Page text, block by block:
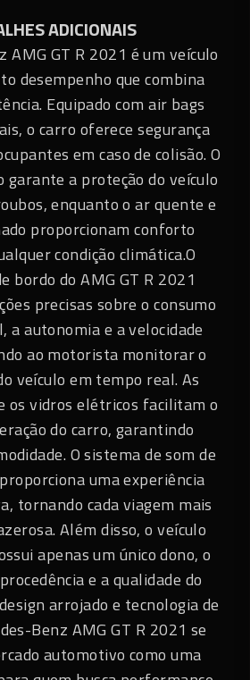
Não
ADICIONAIS
AMG GT R 2021 é um veículo
desempenho que combina
Equipado com air bags
o carro oferece segurança
em caso de colisão. O
a proteção do veículo
enquanto o ar quente e
proporcionam conforto
condição climática.O
bordo do AMG GT R 2021
precisas sobre o consumo
a autonomia e a velocidade
ao motorista monitorar o
veículo em tempo real. As
os vidros elétricos facilitam o
do carro, garantindo
O sistema de som de
uma experiência
tornando cada viagem mais
Além disso, o veículo
apenas um único dono, o
e a qualidade do
arrojado e tecnologia de
Benz AMG GT R 2021 se
automotivo como uma